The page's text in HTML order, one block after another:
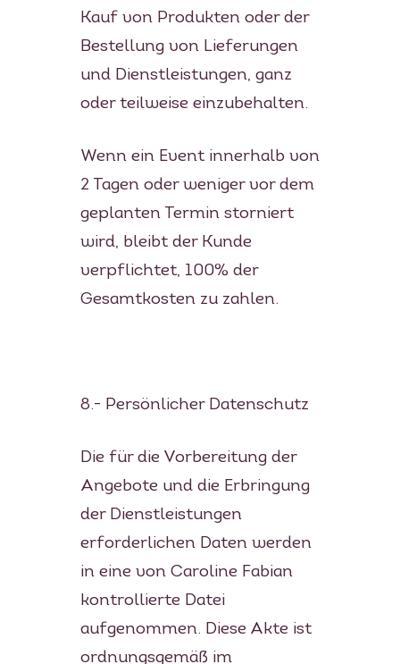
Kauf von Produkten oder der
Bestellung von Lieferungen
und Dienstleistungen, ganz
oder teilweise einzubehalten.
Wenn ein Event innerhalb von
2 Tagen oder weniger vor dem
geplanten Termin storniert
wird, bleibt der Kunde
verpflichtet, 100% der
Gesamtkosten zu zahlen.
8.- Persönlicher Datenschutz
Die für die Vorbereitung der
Angebote und die Erbringung
der Dienstleistungen
erforderlichen Daten werden
in eine von Caroline Fabian
kontrollierte Datei
aufgenommen. Diese Akte ist
ordnungsgemäß im